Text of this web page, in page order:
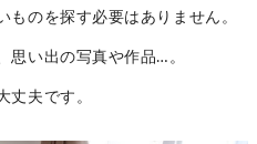
ものを探す必要はありません。
思い出の写真や作品…。
丈夫です。